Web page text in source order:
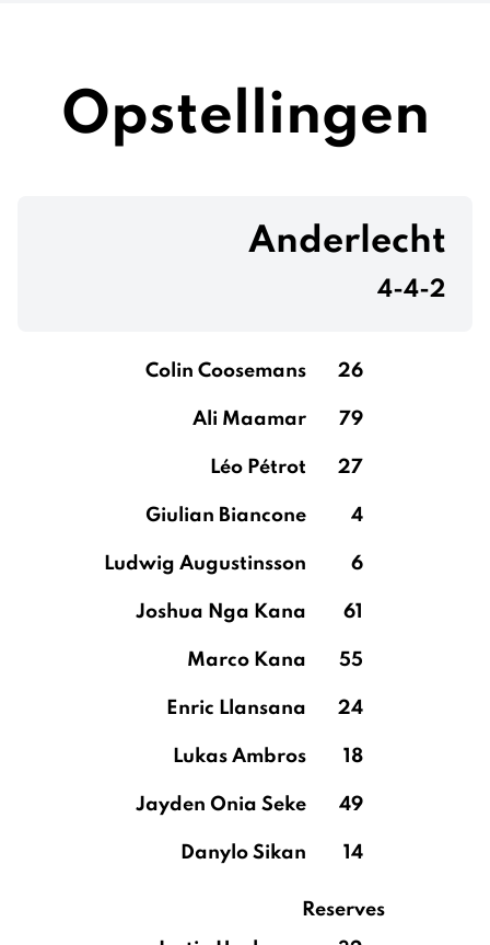
Opstellingen
Anderlecht
4-4-2
Colin Coosemans 26
Ali Maamar 79
Léo Pétrot 27
Giulian Biancone 4
Ludwig Augustinsson 6
Joshua Nga Kana 61
Marco Kana 55
Enric Llansana 24
Lukas Ambros 18
Jayden Onia Seke 49
Danylo Sikan 14
Reserves